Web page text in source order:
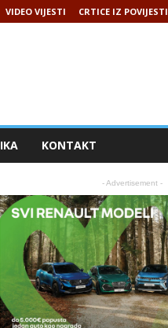
VIDEO VIJESTI CRTICE IZ POVIJESTI
KONTAKT
- Advertisement -